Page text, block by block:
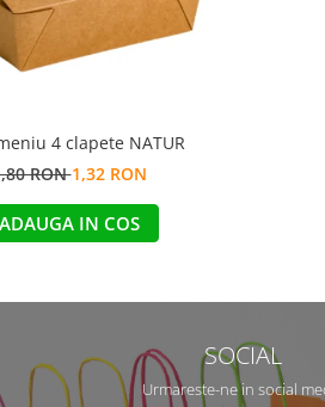
4 clapete NATUR
RON1,32 RON
ADAUGA IN COS
SOCIAL
Urmareste-ne in social